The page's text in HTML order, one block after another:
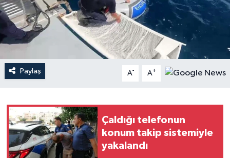
Paylaş A- A+
Çaldığı telefonun
konum takip sistemiyle
yakalandı
Kültür Sanat
Magazin
Öğle Bülteni
Siyaset
Sosyal medya